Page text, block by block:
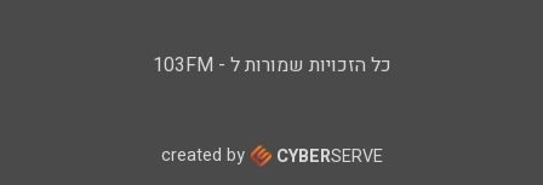
כל הזכויות שמורות ל - 103FM
created by CYBERSERVE